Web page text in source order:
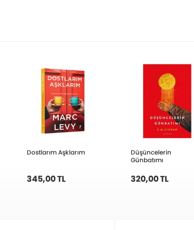
Dostlarım Aşklarım
345,00 TL
Düşüncelerin
Günbatımı
320,00 TL